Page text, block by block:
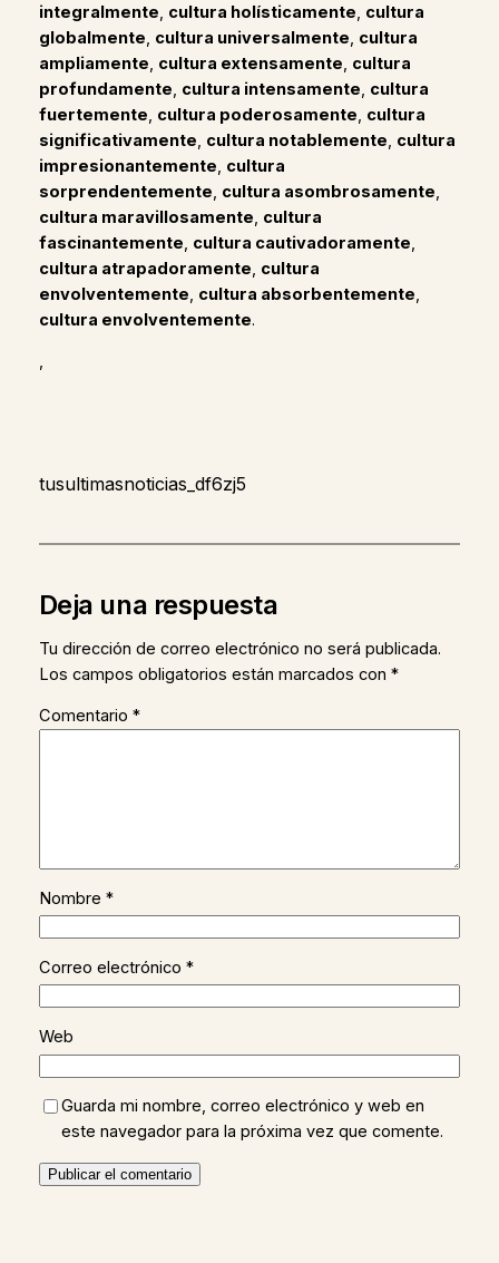
integralmente, cultura holísticamente, cultura
globalmente, cultura universalmente, cultura
ampliamente, cultura extensamente, cultura
profundamente, cultura intensamente, cultura
fuertemente, cultura poderosamente, cultura
significativamente, cultura notablemente, cultura
impresionantemente, cultura
sorprendentemente, cultura asombrosamente,
cultura maravillosamente, cultura
fascinantemente, cultura cautivadoramente,
cultura atrapadoramente, cultura
envolventemente, cultura absorbentemente,
cultura envolventemente.
,
tusultimasnoticias_df6zj5
Deja una respuesta
Tu dirección de correo electrónico no será publicada.
Los campos obligatorios están marcados con *
Comentario *
Nombre *
Correo electrónico *
Web
Guarda mi nombre, correo electrónico y web en
este navegador para la próxima vez que comente.